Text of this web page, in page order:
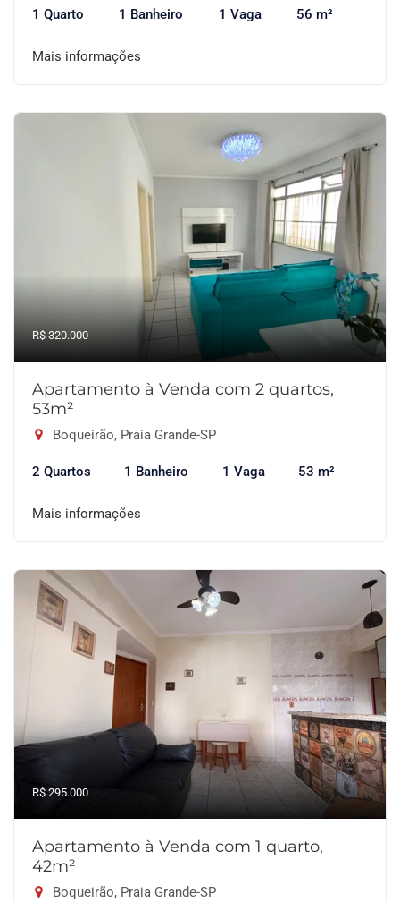
1 Quarto 1 Banheiro 1 Vaga 56 m²
Mais informações
R$ 320.000
Apartamento à Venda com 2 quartos,
53m²
Boqueirão, Praia Grande-SP
2 Quartos 1 Banheiro 1 Vaga 53 m²
Mais informações
R$ 295.000
Apartamento à Venda com 1 quarto,
42m²
Boqueirão, Praia Grande-SP